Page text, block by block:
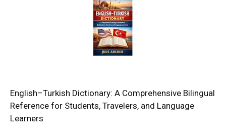
English–Turkish Dictionary: A Comprehensive Bilingual
Reference for Students, Travelers, and Language
Learners